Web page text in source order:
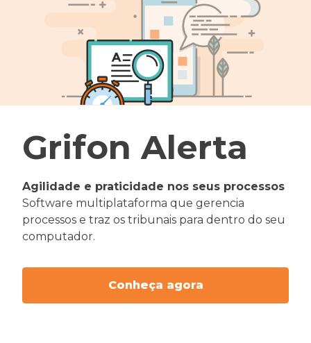
Grifon Alerta
Agilidade e praticidade nos seus processos
Software multiplataforma que gerencia
processos e traz os tribunais para dentro do seu
computador.
Conheça agora